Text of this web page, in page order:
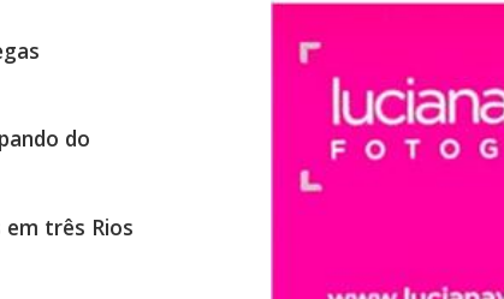
do
em três Rios